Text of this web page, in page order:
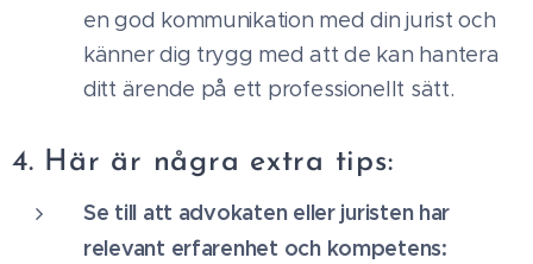
en god kommunikation med din jurist och
känner dig trygg med att de kan hantera
ditt ärende på ett professionellt sätt.
4. Här är några extra tips:
Se till att advokaten eller juristen har
relevant erfarenhet och kompetens: